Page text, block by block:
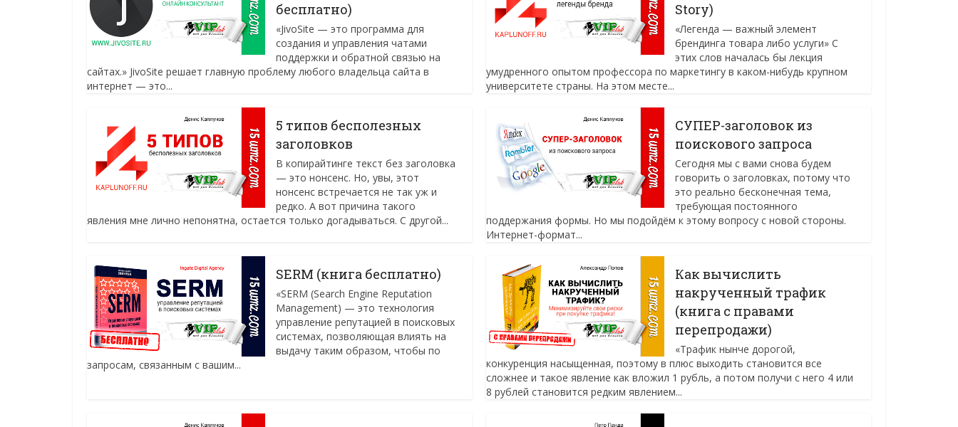
бесплатно)
«JivoSite — это программа для
создания и управления чатами
поддержки и обратной связью на
сайтах.» JivoSite решает главную проблему любого владельца сайта в
интернет — это...
Story)
«Легенда — важный элемент
брендинга товара либо услуги» С
этих слов началась бы лекция
умудренного опытом профессора по маркетингу в каком-нибудь крупном
университете страны. На этом месте...
5 типов бесполезных
заголовков
В копирайтинге текст без заголовка
— это нонсенс. Но, увы, этот
нонсенс встречается не так уж и
редко. А вот причина такого
явления мне лично непонятна, остается только догадываться. С другой...
СУПЕР-заголовок из
поискового запроса
Сегодня мы с вами снова будем
говорить о заголовках, потому что
это реально бесконечная тема,
требующая постоянного
поддержания формы. Но мы подойдём к этому вопросу с новой стороны.
Интернет-формат...
SERM (книга бесплатно)
«SERM (Search Engine Reputation
Management) — это технология
управление репутацией в поисковых
системах, позволяющая влиять на
выдачу таким образом, чтобы по
запросам, связанным с вашим...
Как вычислить
накрученный трафик
(книга с правами
перепродажи)
«Трафик нынче дорогой,
конкуренция насыщенная, поэтому в плюс выходить становится все
сложнее и такое явление как вложил 1 рубль, а потом получи с него 4 или
8 рублей становится редким явлением...